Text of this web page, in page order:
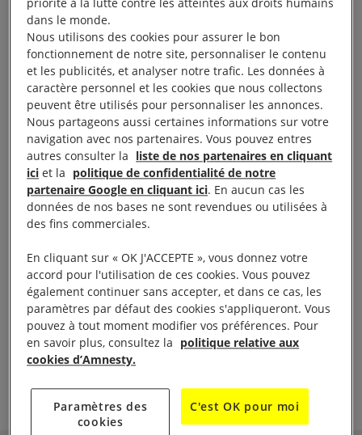
— sont mariés avant l’âge de 18 ans, et même
souvent avant l’âge de 11 ans. Le partenaire qu’on
leur impose est parfois beaucoup plus âgé qu’eux.
Cette pratique est fréquente en Afrique de l’Ouest et
notamment auBurkina Fasooù plus de la moitié
des filles sont mariées avant l’âge de 18 ans.
La suite logique de ces mariages est la grossesse,
souvent forcée elle aussi : la femme mariée doit faire
autant d’enfants que le souhaite son mari, même si
âge. Les mariages forcés sont pourtant interdits par
la constitution du pays et par le droit international,
mais les autorités peinent à mettre en œuvre cette
interdiction. Des moyens légaux existent donc pour
mettre fin à ces violations d’un droit humain
de sa propre vie.
dans le monde.
Nous utilisons des cookies pour assurer le bon
fonctionnement de notre site, personnaliser le contenu
et les publicités, et analyser notre trafic. Les données à
caractère personnel et les cookies que nous collectons
peuvent être utilisés pour personnaliser les annonces.
Nous partageons aussi certaines informations sur votre
navigation avec nos partenaires. Vous pouvez entres
autres consulter la liste de nos partenaires en cliquant
ici et la politique de confidentialité de notre
partenaire Google en cliquant ici. En aucun cas les
données de nos bases ne sont revendues ou utilisées à
des fins commerciales.
En cliquant sur « OK J'ACCEPTE », vous donnez votre
accord pour l'utilisation de ces cookies. Vous pouvez
également continuer sans accepter, et dans ce cas, les
paramètres par défaut des cookies s'appliqueront. Vous
pouvez à tout moment modifier vos préférences. Pour
en savoir plus, consultez la politique relative aux
cookies d’Amnesty.
Paramètres des
cookies
C'est OK pour moi